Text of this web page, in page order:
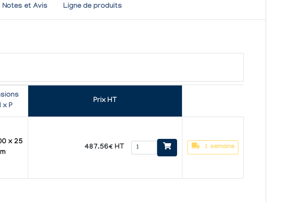
Notes et Avis Ligne de produits
x P
Prix HT
x 25
487.56€ HT 1 semaine